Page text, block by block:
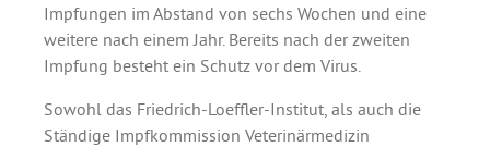
Impfungen im Abstand von sechs Wochen und eine
weitere nach einem Jahr. Bereits nach der zweiten
Impfung besteht ein Schutz vor dem Virus.
Sowohl das Friedrich-Loeffler-Institut, als auch die
Ständige Impfkommission Veterinärmedizin